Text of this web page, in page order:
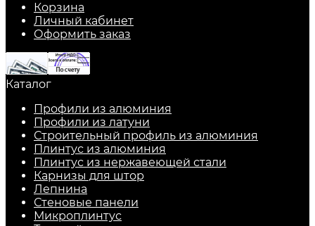
Корзина
Личный кабинет
Оформить заказ
Каталог
Профили из алюминия
Профили из латуни
Строительный профиль из алюминия
Плинтус из алюминия
Плинтус из нержавеющей стали
Карнизы для штор
Лепнина
Стеновые панели
Микроплинтус